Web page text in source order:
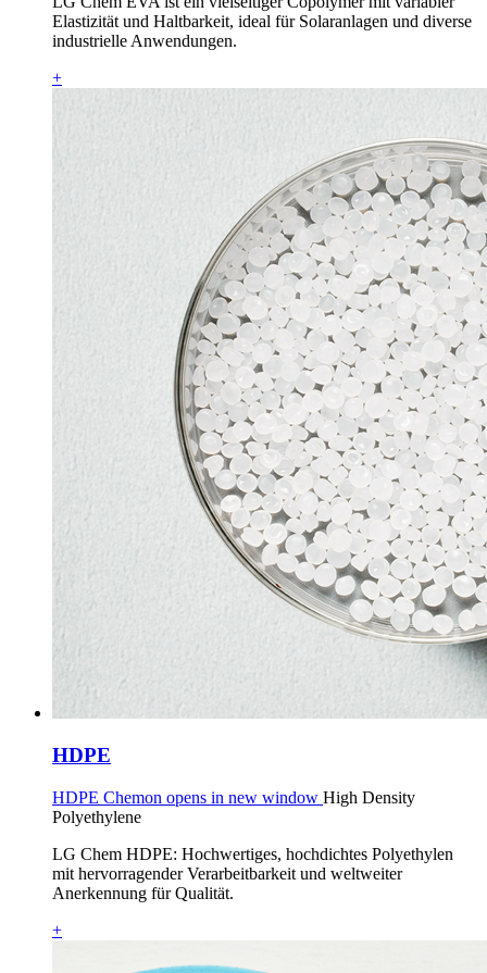
Elastizität und Haltbarkeit, ideal für Solaranlagen und diverse
industrielle Anwendungen.
+
HDPE
HDPE Chemon opens in new window High Density
Polyethylene
LG Chem HDPE: Hochwertiges, hochdichtes Polyethylen
mit hervorragender Verarbeitbarkeit und weltweiter
Anerkennung für Qualität.
+